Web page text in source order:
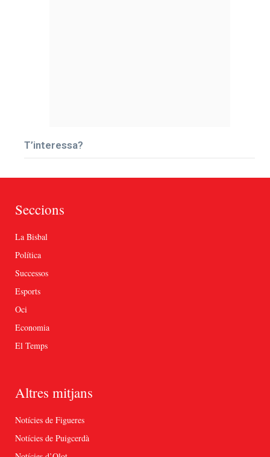
T’interessa?
Seccions
La Bisbal
Política
Successos
Esports
Oci
Economia
El Temps
Altres mitjans
Notícies de Figueres
Notícies de Puigcerdà